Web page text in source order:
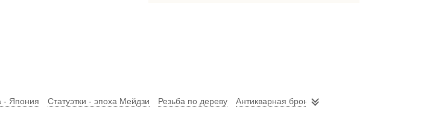
- Япония Статуэтки - эпоха Мейдзи Резьба по дереву Антикварная бронза